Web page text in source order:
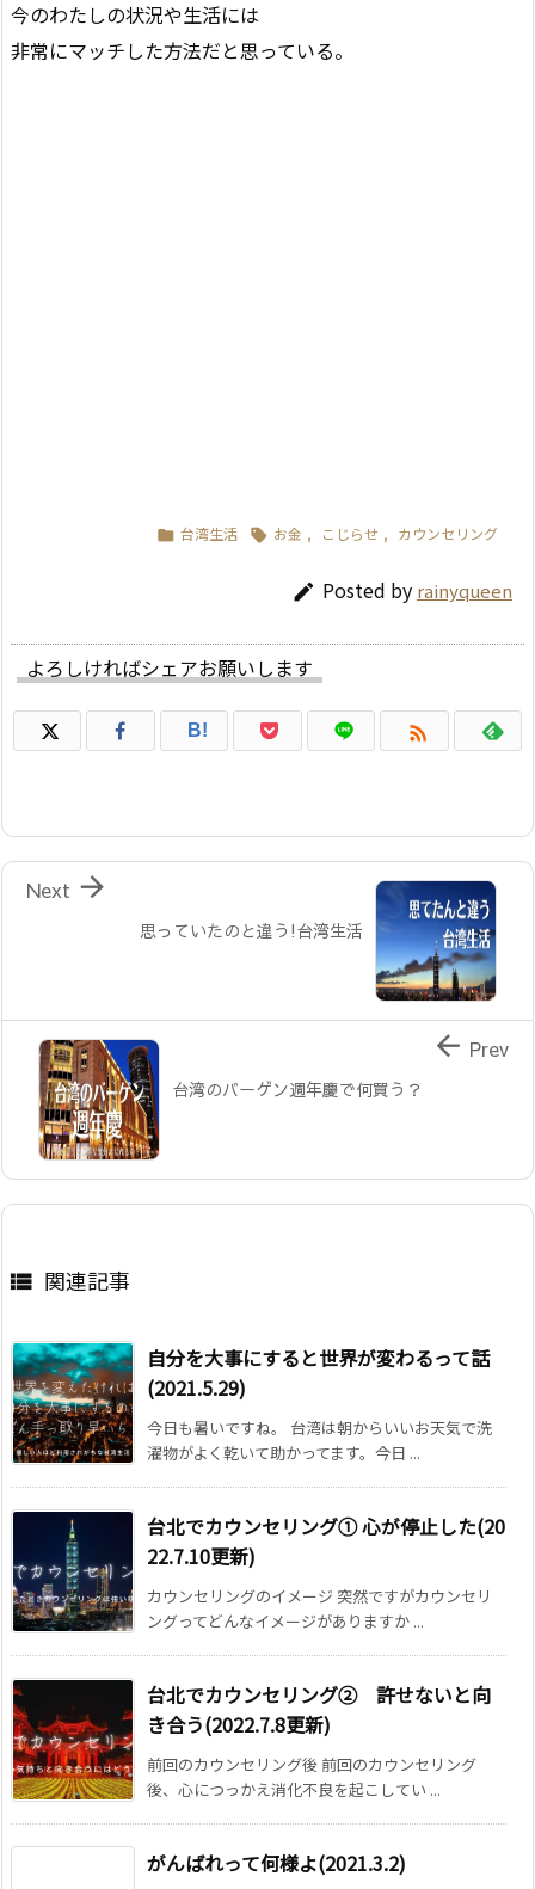
今のわたしの状況や生活には
非常にマッチした方法だと思っている。
 台湾生活  お金 , こじらせ , カウンセリング
 Posted by rainyqueen
よろしければシェアお願いします
B! 
思っていたのと違う!台湾生活

Next
台湾のバーゲン週年慶で何買う？
 Prev
 関連記事
自分を大事にすると世界が変わるって話
(2021.5.29)
今日も暑いですね。 台湾は朝からいいお天気で洗
濯物がよく乾いて助かってます。今日 ...
台北でカウンセリング① 心が停止した(20
22.7.10更新)
カウンセリングのイメージ 突然ですがカウンセリ
ングってどんなイメージがありますか ...
台北でカウンセリング② 許せないと向
き合う(2022.7.8更新)
前回のカウンセリング後 前回のカウンセリング
後、心につっかえ消化不良を起こしてい ...
がんばれって何様よ(2021.3.2)